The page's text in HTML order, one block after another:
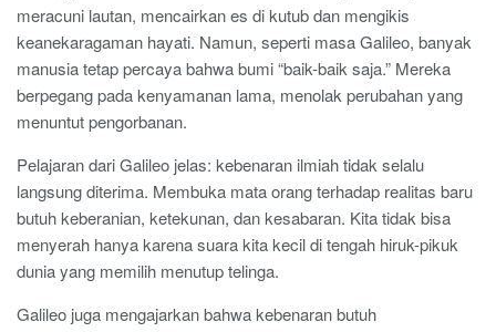
meracuni lautan, mencairkan es di kutub dan mengikis
keanekaragaman hayati. Namun, seperti masa Galileo, banyak
manusia tetap percaya bahwa bumi “baik-baik saja.” Mereka
berpegang pada kenyamanan lama, menolak perubahan yang
menuntut pengorbanan.
Pelajaran dari Galileo jelas: kebenaran ilmiah tidak selalu
langsung diterima. Membuka mata orang terhadap realitas baru
butuh keberanian, ketekunan, dan kesabaran. Kita tidak bisa
menyerah hanya karena suara kita kecil di tengah hiruk-pikuk
dunia yang memilih menutup telinga.
Galileo juga mengajarkan bahwa kebenaran butuh